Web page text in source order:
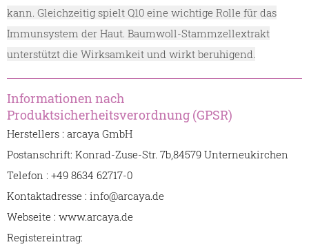
kann. Gleichzeitig spielt Q10 eine wichtige Rolle für das
Immunsystem der Haut. Baumwoll-Stammzellextrakt
unterstützt die Wirksamkeit und wirkt beruhigend.
Informationen nach
Produktsicherheitsverordnung (GPSR)
Herstellers : arcaya GmbH
Postanschrift: Konrad-Zuse-Str. 7b,84579 Unterneukirchen
Telefon : +49 8634 62717-0
Kontaktadresse : info@arcaya.de
Webseite : www.arcaya.de
Registereintrag: